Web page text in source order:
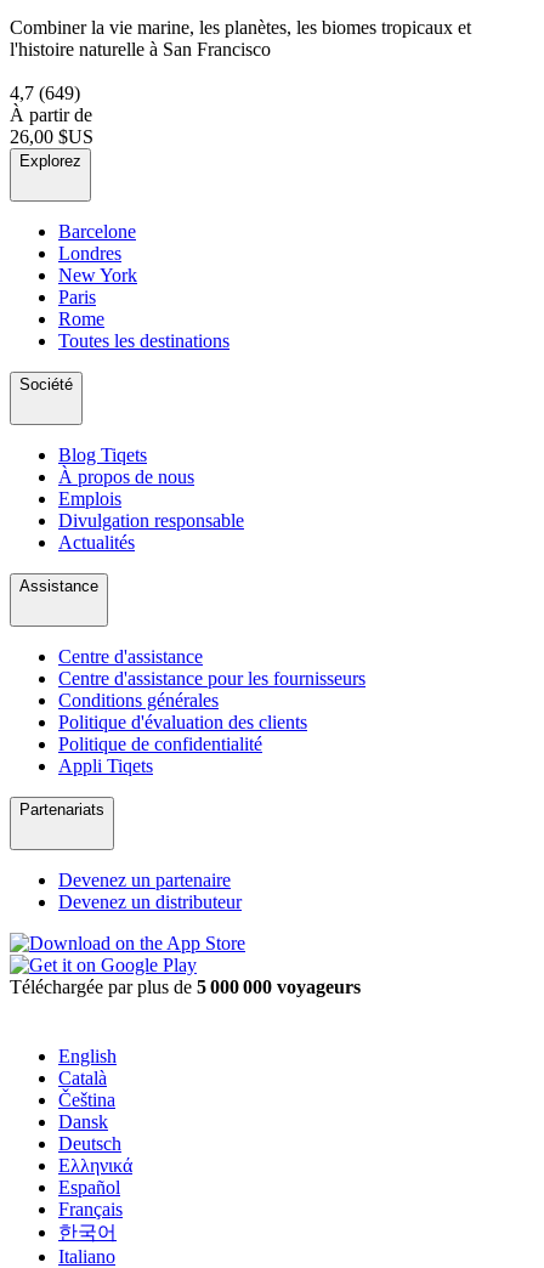
Combiner la vie marine, les planètes, les biomes tropicaux et
l'histoire naturelle à San Francisco
4,7 (649)
À partir de
26,00 $US
Explorez
Barcelone
Londres
New York
Paris
Rome
Toutes les destinations
Société
Blog Tiqets
À propos de nous
Emplois
Divulgation responsable
Actualités
Assistance
Centre d'assistance
Centre d'assistance pour les fournisseurs
Conditions générales
Politique d'évaluation des clients
Politique de confidentialité
Appli Tiqets
Partenariats
Devenez un partenaire
Devenez un distributeur
Téléchargée par plus de 5 000 000 voyageurs
English
Català
Čeština
Dansk
Deutsch
Ελληνικά
Español
Français
한국어
Italiano